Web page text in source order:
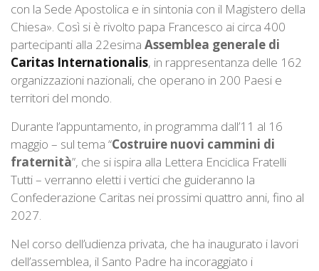
con la Sede Apostolica e in sintonia con il Magistero della
Chiesa». Così si è rivolto papa Francesco ai circa 400
partecipanti alla 22esima Assemblea generale di
Caritas Internationalis, in rappresentanza delle 162
organizzazioni nazionali, che operano in 200 Paesi e
territori del mondo.
Durante l’appuntamento, in programma dall’11 al 16
maggio – sul tema “Costruire nuovi cammini di
fraternità”, che si ispira alla Lettera Enciclica Fratelli
Tutti – verranno eletti i vertici che guideranno la
Confederazione Caritas nei prossimi quattro anni, fino al
2027.
Nel corso dell’udienza privata, che ha inaugurato i lavori
dell’assemblea, il Santo Padre ha incoraggiato i